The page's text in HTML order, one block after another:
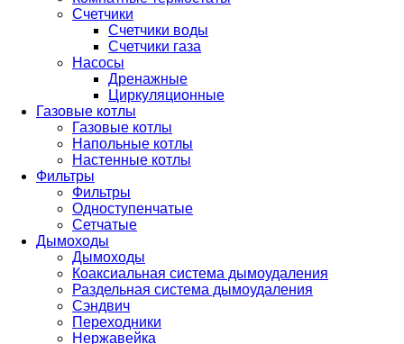
Счетчики
Счетчики воды
Счетчики газа
Насосы
Дренажные
Циркуляционные
Газовые котлы
Газовые котлы
Напольные котлы
Настенные котлы
Фильтры
Фильтры
Одноступенчатые
Сетчатые
Дымоходы
Дымоходы
Коаксиальная система дымоудаления
Раздельная система дымоудаления
Сэндвич
Переходники
Нержавейка